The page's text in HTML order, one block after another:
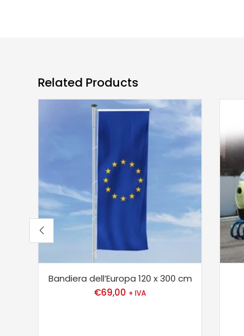
Related Products
Bandiera dell’Europa 120 x 300 cm
€69,00 + IVA